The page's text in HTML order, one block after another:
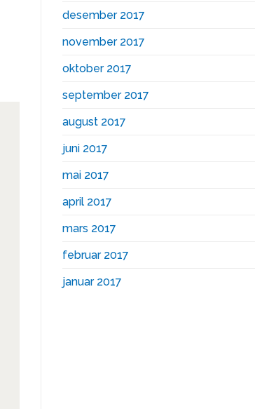
desember 2017
november 2017
oktober 2017
september 2017
august 2017
juni 2017
mai 2017
april 2017
mars 2017
februar 2017
januar 2017